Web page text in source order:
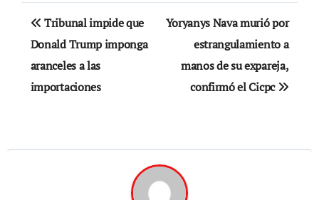
Navegación
de
entradas
Tribunal impide que
Donald Trump imponga
aranceles a las
importaciones
Yoryanys Nava murió por
estrangulamiento a
manos de su expareja,
confirmó el Cicpc